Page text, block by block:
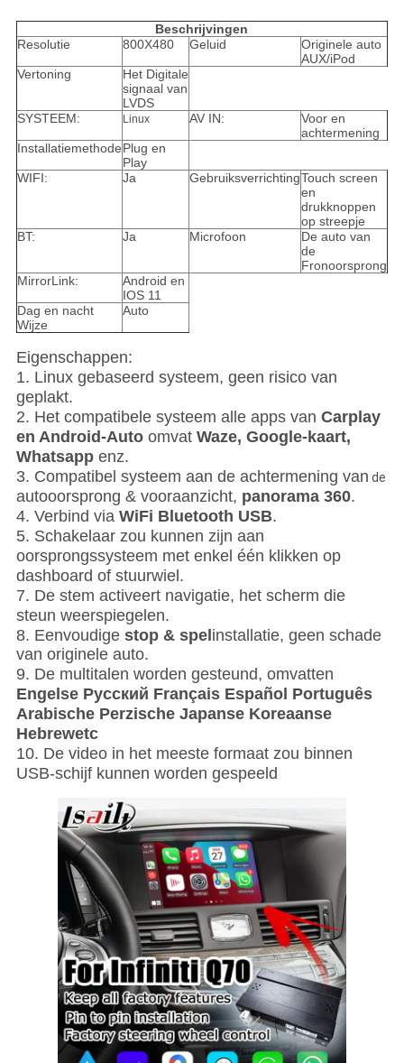
Beschrijvingen
Resolutie
800X480 Geluid
Originele auto
AUX/iPod
Vertoning
Het Digitale
signaal van
LVDS
SYSTEEM:
Linux AV IN:
Voor en
achtermening
InstallatiemethodePlug en
Play
WIFI:
Ja GebruiksverrichtingTouch screen
en
drukknoppen
op streepje
BT:
Ja Microfoon
De auto van
de
Fronoorsprong
MirrorLink:
Android en
IOS 11
Dag en nacht
Wijze
Auto
Eigenschappen:
1. Linux gebaseerd systeem, geen risico van
geplakt.
2. Het compatibele systeem alle apps van Carplay
en Android-AutoomvatWaze, Google-kaart,
Whatsappenz.
3. Compatibel systeem aan de achtermening van de
autooorsprong & vooraanzicht, panorama 360.
4. Verbind viaWiFi Bluetooth USB.
5. Schakelaar zou kunnen zijn aan
oorsprongssysteem met enkel één klikken op
dashboard of stuurwiel.
7. De stem activeert navigatie, het scherm die
steun weerspiegelen.
8. Eenvoudigestop & spel installatie, geen schade
van originele auto.
9. De multitalen worden gesteund, omvatten
Engelse Pусский Français Español Português
Arabische Perzische Japanse Koreaanse
Hebrewetc
10. De video in het meeste formaat zou binnen
USB-schijf kunnen worden gespeeld